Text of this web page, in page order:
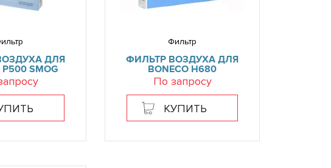
ДЛЯ
P500 SMOG
Фильтр
ФИЛЬТР ВОЗДУХА ДЛЯ
BONECO H680
По запросу
КУПИТЬ